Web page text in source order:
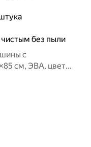
без пыли
с
см, ЭВА, цвет